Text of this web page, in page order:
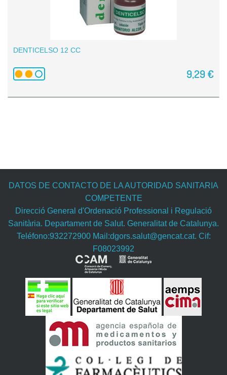
DENTICELSO 12 CC
9,29 €
DATOS DE CONTACTO DE LA AUTORIDAD SANITARIA
COMPETENTE
Direcció General d'Ordenació Professional i Regulació
Sanitària. Departament de Salut. Generalitat de Catalunya.
Teléfono:932272900 Mail:dgors.salut@gencat.cat. Cif:
F08023992